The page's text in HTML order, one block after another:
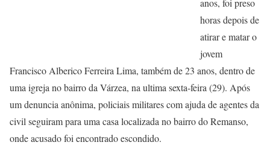
horas depois de
atirar e matar o
jovem
Francisco Alberico Ferreira Lima, também de 23 anos, dentro de
uma igreja no bairro da Várzea, na ultima sexta-feira (29). Após
um denuncia anônima, policiais militares com ajuda de agentes da
civil seguiram para uma casa localizada no bairro do Remanso,
onde acusado foi encontrado escondido.